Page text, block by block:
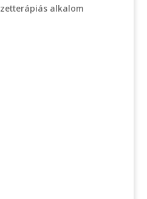
alkalom